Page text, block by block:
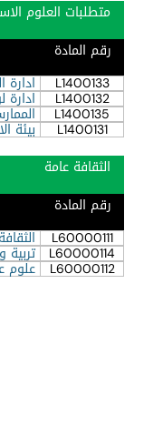
متطلبات
رقم المادة
L1400133
L1400132 ادارة
L1400135
L1400131 بيئة
الثقافة عامة
رقم المادة
L60000111
L60000114 تربية
L60000112 علوم